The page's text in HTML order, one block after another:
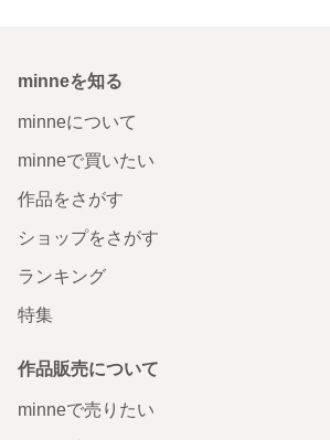
minneを知る
minneについて
minneで買いたい
作品をさがす
ショップをさがす
ランキング
特集
作品販売について
minneで売りたい